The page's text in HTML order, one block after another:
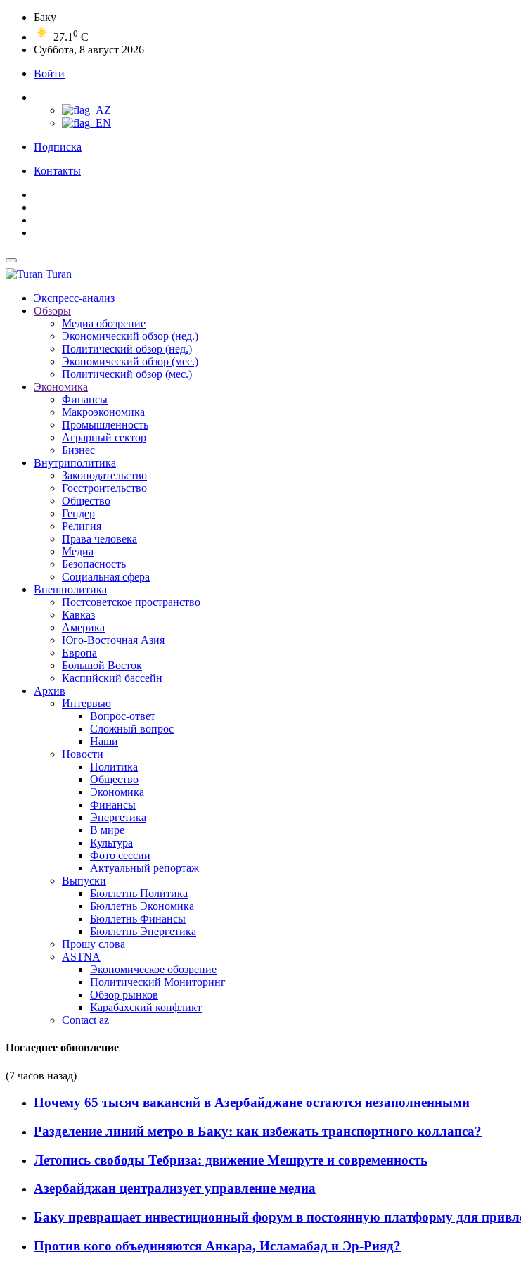
Баку
27.1 0 C
Суббота, 8 август 2026
Войти
Подписка
Контакты
Turan
Экспресс-анализ
Обзоры
Медиа обозрение
Экономический обзор (нед.)
Политический обзор (нед.)
Экономический обзор (мес.)
Политический обзор (мес.)
Экономика
Финансы
Макроэкономика
Промышленность
Аграрный сектор
Бизнес
Внутриполитика
Законодательство
Госстроительство
Общество
Гендер
Религия
Права человека
Медиа
Безопасность
Социальная сфера
Внешполитика
Постсоветское пространство
Кавказ
Америка
Юго-Восточная Азия
Европа
Большой Восток
Каспийский бассейн
Архив
Интервью
Вопрос-ответ
Сложный вопрос
Наши
Новости
Политика
Общество
Экономика
Финансы
Энергетика
В мире
Культура
Фото сессии
Актуальный репортаж
Выпуски
Бюллетнь Политика
Бюллетнь Экономика
Бюллетнь Финансы
Бюллетнь Энергетика
Прошу слова
ASTNA
Экономическое обозрение
Политический Мониторинг
Обзор рынков
Карабахский конфликт
Contact az
Последнее обновление
(7 часов назад)
Почему 65 тысяч вакансий в Азербайджане остаются незаполненными
Разделение линий метро в Баку: как избежать транспортного коллапса?
Летопись свободы Тебриза: движение Мешруте и современность
Азербайджан централизует управление медиа
Баку превращает инвестиционный форум в постоянную платформу для
Против кого объединяются Анкара, Исламабад и Эр-Рияд?